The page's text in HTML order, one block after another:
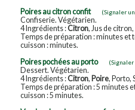
Poires au citron confit
(Signaler
Confiserie. Végétarien.
4 Ingrédients :Citron, Jus de citron,
Temps de préparation : minutes et
cuisson : minutes.
Poires pochées au porto
Dessert. Végétarien.
4 Ingrédients :Citron, Poire, Porto,
Temps de préparation : 5 minutes
cuisson : 5 minutes.